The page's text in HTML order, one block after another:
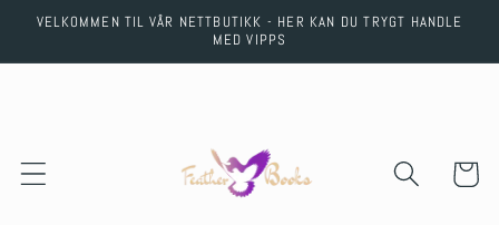
Skip to
VELKOMMEN TIL VÅR NETTBUTIKK - HER KAN DU TRYGT HANDLE
MED VIPPS
Cart